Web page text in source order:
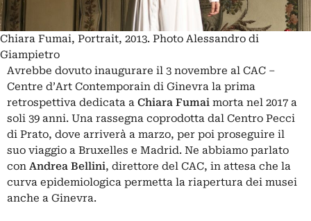
Chiara Fumai, Portrait, 2013. Photo Alessandro di
Giampietro
Avrebbe dovuto inaugurare il 3 novembre al CAC –
Centre d’Art Contemporain di Ginevra la prima
retrospettiva dedicata a Chiara Fumai morta nel 2017 a
soli 39 anni. Una rassegna coprodotta dal Centro Pecci
di Prato, dove arriverà a marzo, per poi proseguire il
suo viaggio a Bruxelles e Madrid. Ne abbiamo parlato
con Andrea Bellini, direttore del CAC, in attesa che la
curva epidemiologica permetta la riapertura dei musei
anche a Ginevra.